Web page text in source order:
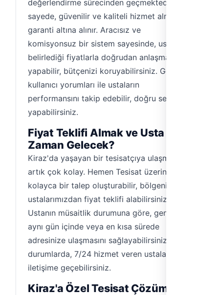
değerlendirme sürecinden geçmektedir. Bu
sayede, güvenilir ve kaliteli hizmet almanız
garanti altına alınır. Aracısız ve
komisyonsuz bir sistem sayesinde, ustaların
belirlediği fiyatlarla doğrudan anlaşma
yapabilir, bütçenizi koruyabilirsiniz. Gerçek
kullanıcı yorumları ile ustaların
performansını takip edebilir, doğru seçimi
yapabilirsiniz.
Fiyat Teklifi Almak ve Usta Ne
Zaman Gelecek?
Kiraz'da yaşayan bir tesisatçıya ulaşmak
artık çok kolay. Hemen Tesisat üzerinden
kolayca bir talep oluşturabilir, bölgenizdeki
ustalarımızdan fiyat teklifi alabilirsiniz.
Ustanın müsaitlik durumuna göre, genellikle
aynı gün içinde veya en kısa sürede
adresinize ulaşmasını sağlayabilirsiniz. Acil
durumlarda, 7/24 hizmet veren ustalarımızla
iletişime geçebilirsiniz.
Kiraz'a Özel Tesisat Çözümleri